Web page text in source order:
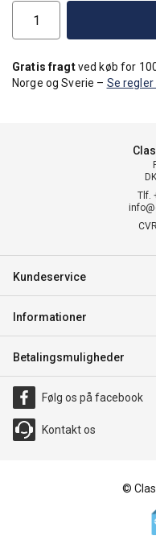
Gratis fragtved køb for
Norge og Sverie – Se regler
Tlf.
Kundeservice
Informationer
Betalingsmuligheder
Følg os på facebook
Kontakt os
©